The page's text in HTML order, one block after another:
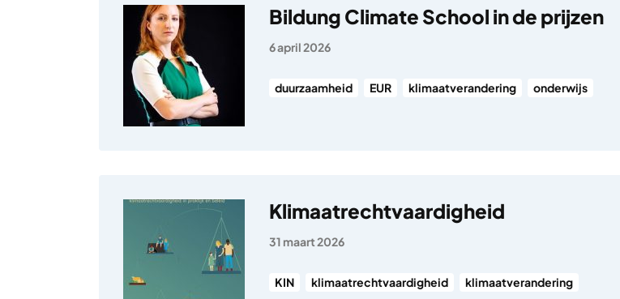
Bildung Climate School in de prijzen
6 april 2026
duurzaamheid EUR klimaatverandering onderwijs
Klimaatrechtvaardigheid
31 maart 2026
KIN klimaatrechtvaardigheid klimaatverandering